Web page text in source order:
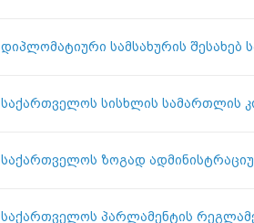
დიპლომატიური სამსახურის
საქართველოს სისხლის სამართლის
საქართველოს ზოგად
საქართველოს პარლამენტის